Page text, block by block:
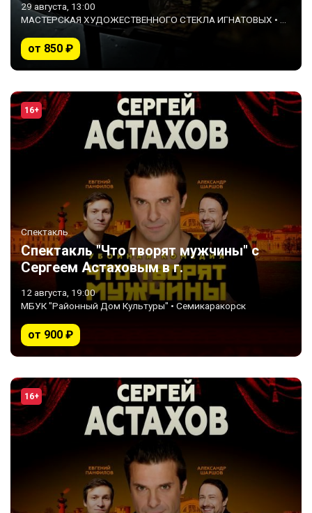
29 августа, 13:00
от 850 ₽
16+
Спектакль
Спектакль "Что творят мужчины" с
Сергеем Астаховым в г.
Семикаракорск
12 августа, 19:00
МБУК "Районный Дом Культуры" • Семикаракорск
от 900 ₽
16+